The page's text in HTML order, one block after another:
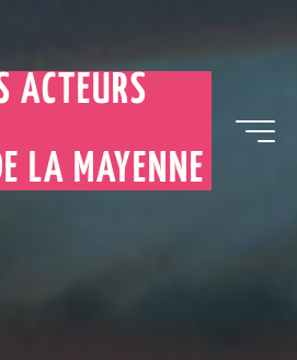
ACTEURS
LA MAYENNE